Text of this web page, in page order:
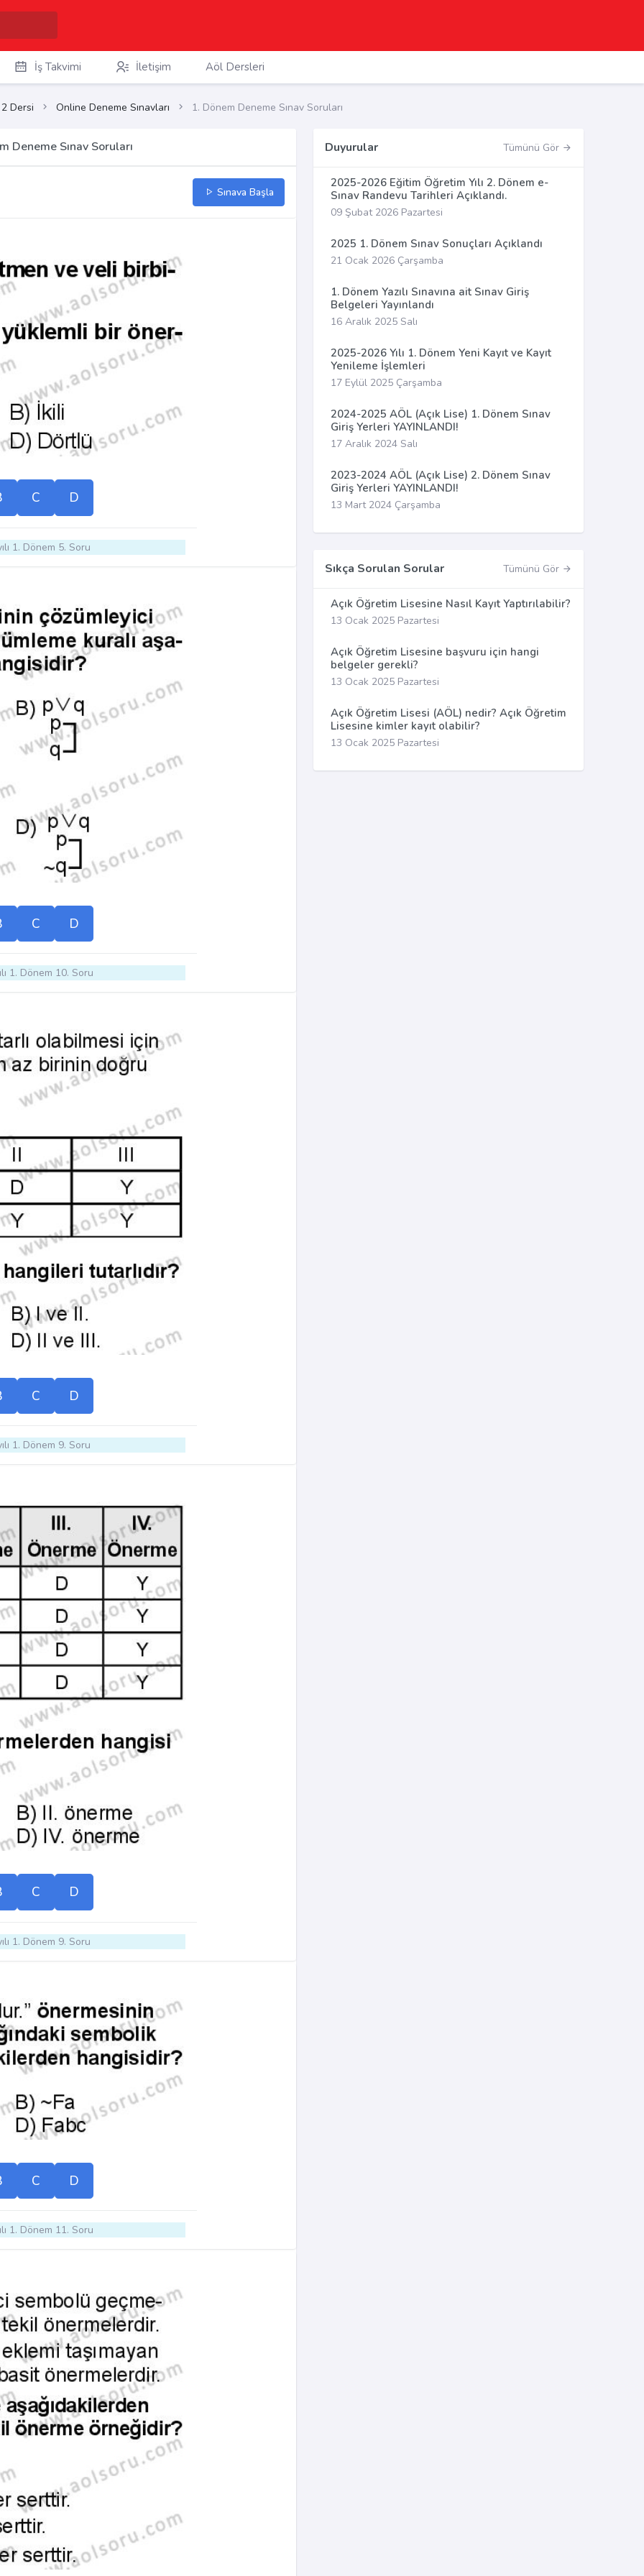
İş Takvimi İletişim Aöl Dersleri
Dersi Online Deneme Sınavları 1. Dönem Deneme Sınav Soruları
Deneme Sınav Soruları
Sınava Başla
C D
1. Dönem 5. Soru
C D
1. Dönem 10. Soru
C D
1. Dönem 9. Soru
C D
1. Dönem 9. Soru
C D
1. Dönem 11. Soru
Duyurular Tümünü Gör
2025-2026 Eğitim Öğretim Yılı 2. Dönem e-
Sınav Randevu Tarihleri Açıklandı.
09 Şubat 2026 Pazartesi
2025 1. Dönem Sınav Sonuçları Açıklandı
21 Ocak 2026 Çarşamba
1. Dönem Yazılı Sınavına ait Sınav Giriş
Belgeleri Yayınlandı
16 Aralık 2025 Salı
2025-2026 Yılı 1. Dönem Yeni Kayıt ve Kayıt
Yenileme İşlemleri
17 Eylül 2025 Çarşamba
2024-2025 AÖL (Açık Lise) 1. Dönem Sınav
Giriş Yerleri YAYINLANDI!
17 Aralık 2024 Salı
2023-2024 AÖL (Açık Lise) 2. Dönem Sınav
Giriş Yerleri YAYINLANDI!
13 Mart 2024 Çarşamba
Sıkça Sorulan Sorular Tümünü Gör
Açık Öğretim Lisesine Nasıl Kayıt Yaptırılabilir?
13 Ocak 2025 Pazartesi
Açık Öğretim Lisesine başvuru için hangi
belgeler gerekli?
13 Ocak 2025 Pazartesi
Açık Öğretim Lisesi (AÖL) nedir? Açık Öğretim
Lisesine kimler kayıt olabilir?
13 Ocak 2025 Pazartesi